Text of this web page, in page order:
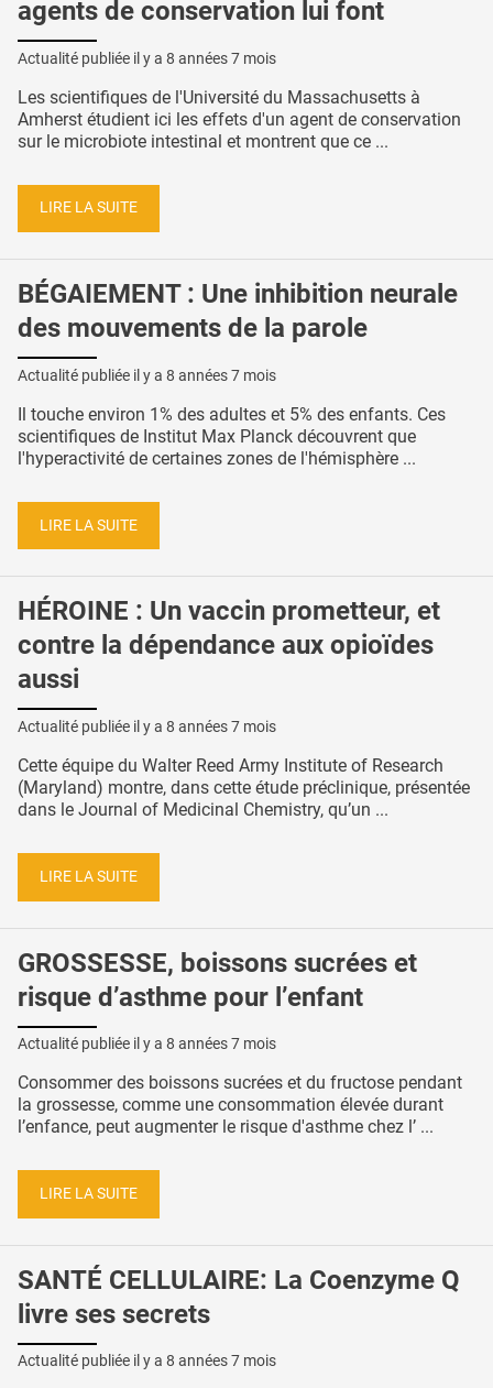
agents de conservation lui font
Actualité publiée il y a 8 années 7 mois
Les scientifiques de l'Université du Massachusetts à
Amherst étudient ici les effets d'un agent de conservation
sur le microbiote intestinal et montrent que ce ...
LIRE LA SUITE
BÉGAIEMENT : Une inhibition neurale
des mouvements de la parole
Actualité publiée il y a 8 années 7 mois
Il touche environ 1% des adultes et 5% des enfants. Ces
scientifiques de Institut Max Planck découvrent que
l'hyperactivité de certaines zones de l'hémisphère ...
LIRE LA SUITE
HÉROINE : Un vaccin prometteur, et
contre la dépendance aux opioïdes
aussi
Actualité publiée il y a 8 années 7 mois
Cette équipe du Walter Reed Army Institute of Research
(Maryland) montre, dans cette étude préclinique, présentée
dans le Journal of Medicinal Chemistry, qu’un ...
LIRE LA SUITE
GROSSESSE, boissons sucrées et
risque d’asthme pour l’enfant
Actualité publiée il y a 8 années 7 mois
Consommer des boissons sucrées et du fructose pendant
la grossesse, comme une consommation élevée durant
l’enfance, peut augmenter le risque d'asthme chez l’ ...
LIRE LA SUITE
SANTÉ CELLULAIRE: La Coenzyme Q
livre ses secrets
Actualité publiée il y a 8 années 7 mois